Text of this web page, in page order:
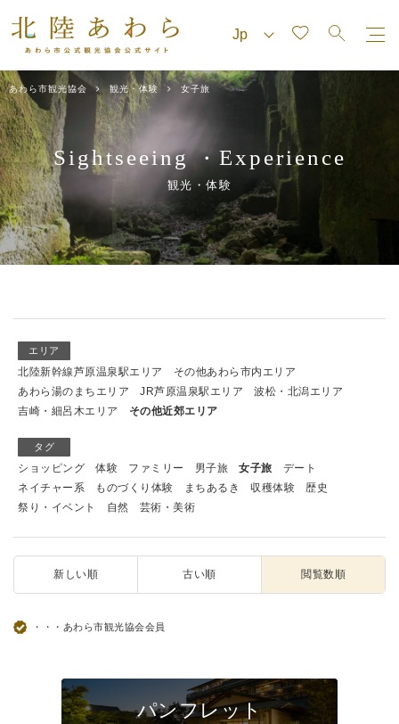
あわら市観光協会 観光・体験 女子旅
Sightseeing・ Experience
観光・体験
エリア
北陸新幹線芦原温泉駅エリア
その他あわら市内エリア
あわら湯のまちエリア
JR芦原温泉駅エリア
波松・北潟エリア
吉崎・細呂木エリア
その他近郊エリア
タグ
ショッピング 体験 ファミリー 男子旅 女子旅
デート
ネイチャー系
ものづくり体験 まちあるき 収穫体験
歴史
祭り・イベント
自然 芸術・美術
新しい順 古い順 閲覧数順
・・・あわら市観光協会会員
パンフレット